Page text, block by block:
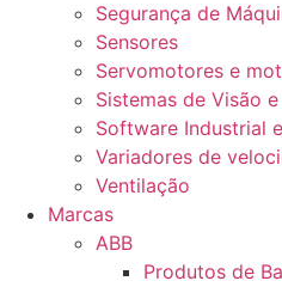
Segurança de
Sensores
Servomotores e
Sistemas de Visão
Software Industrial
Variadores de
Ventilação
Marcas
ABB
Produtos de